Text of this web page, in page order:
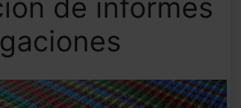
de informes